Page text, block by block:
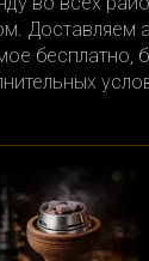
Доставляем
бесплатно,